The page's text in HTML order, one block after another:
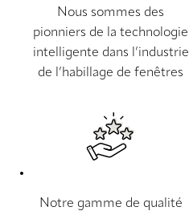
Nous sommes des
pionniers de la technologie
intelligente dans l’industrie
de l’habillage de fenêtres
Notre gamme de qualité